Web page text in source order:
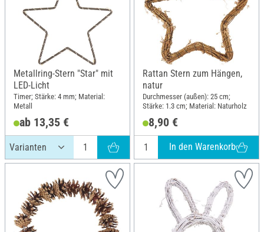
Metallring-Stern "Star" mit
LED-Licht
Timer; Stärke: 4 mm; Material:
Metall
ab 13,35 €
Rattan Stern zum Hängen,
natur
Durchmesser (außen): 25 cm;
Stärke: 1.3 cm; Material: Naturholz
8,90 €
In den Warenkorb